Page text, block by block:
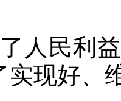
民利益
实现好、